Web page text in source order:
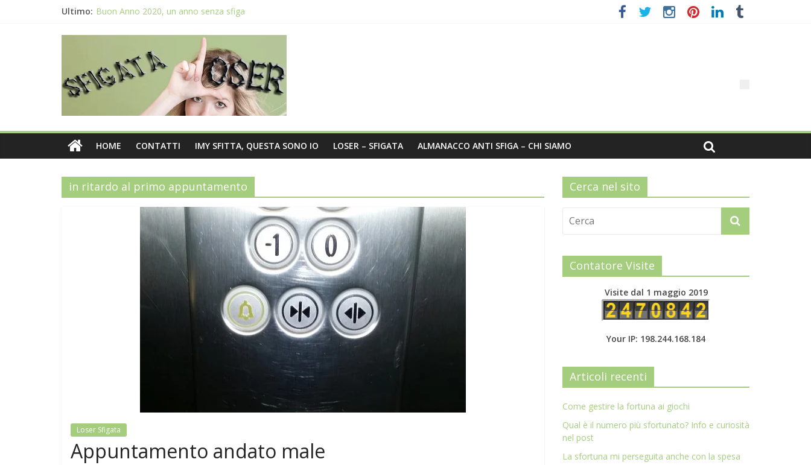
Ultimo: Buon Anno 2020, un anno senza sfiga
Qual è il numero più sfortunato? Info e curiosità nel post
La sfortuna mi perseguita anche con la spesa
Il 2020 anno bisestile porta sfortuna davvero?
HOME CONTATTI IMY SFITTA, QUESTA SONO IO LOSER – SFIGATA ALMANACCO ANTI SFIGA – CHI SIAMO
in ritardo al primo appuntamento
Loser Sfigata
Appuntamento andato male
Cerca nel sito
Contatore Visite
Visite dal 1 maggio 2019
Your IP: 198.244.168.184
Articoli recenti
Come gestire la fortuna ai giochi
Qual è il numero più sfortunato? Info e curiosità
nel post
La sfortuna mi perseguita anche con la spesa